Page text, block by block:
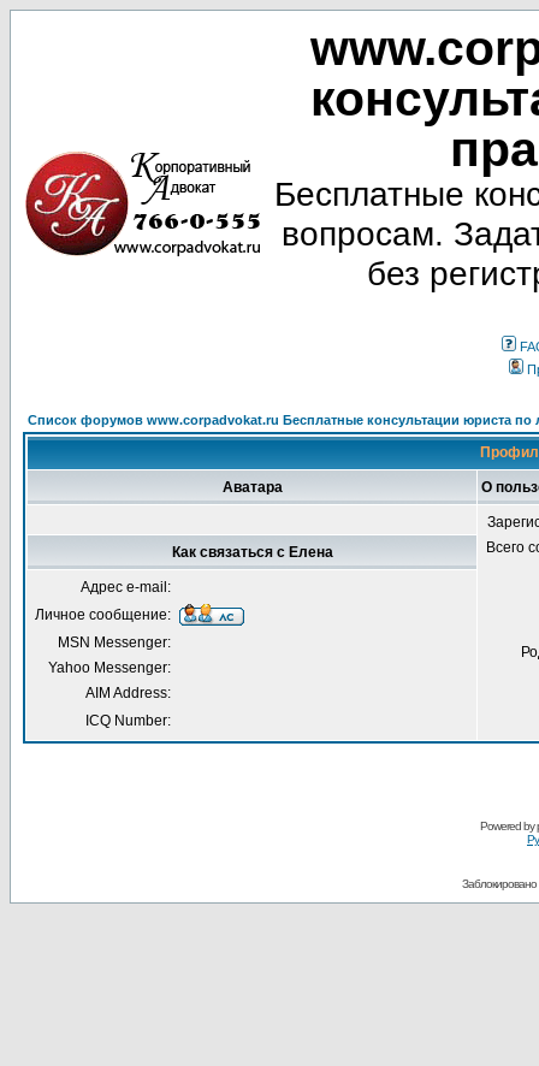
Бесплатные
вопросам.
без
Список форумов www.corpadvokat.ru Бесплатные консультации юриста
Аватара О
Всего
Как связаться с Елена
Адрес e-mail:
Личное сообщение:
MSN Messenger:
Yahoo Messenger:
AIM Address:
ICQ Number:
Powered by